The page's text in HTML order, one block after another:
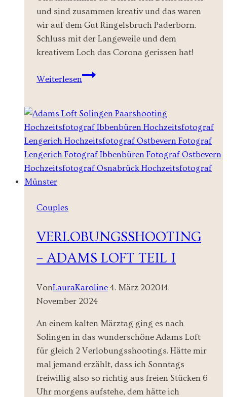
und sind zusammen kreativ und das waren
wir auf dem Gut Ringelsbruch Paderborn.
Schluss mit der Langeweile und dem
kreativem Loch das Corona gerissen hat!
Weiterlesen
Zusammen
-
Hochzeit
auf
Gut
Ringelsbruch
Couples
VERLOBUNGSSHOOTING
– ADAMS LOFT TEIL I
VonLauraKaroline 4. März 202014.
November 2024
An einem kalten Märztag ging es nach
Solingen in das wunderschöne Adams Loft
für gleich 2 Verlobungsshootings. Hätte mir
mal jemand erzählt, dass ich Sonntags
freiwillig also so richtig aus freien Stücken 6
Uhr morgens aufstehe, dem hätte ich